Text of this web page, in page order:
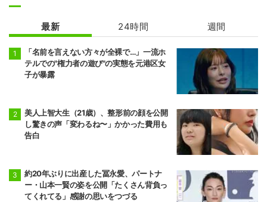
最新 24時間 週間
「名前を言えない方々が全裸で…」一流ホ
テルでの"権力者の遊び"の実態を元港区女
子が暴露
美人上智大生（21歳）、整形前の顔を公開
し驚きの声「変わるね〜」かかった費用も
告白
約20年ぶりに出産した冨永愛、パートナ
ー・山本一賢の姿を公開「たくさん背負っ
てくれてる」感謝の思いをつづる